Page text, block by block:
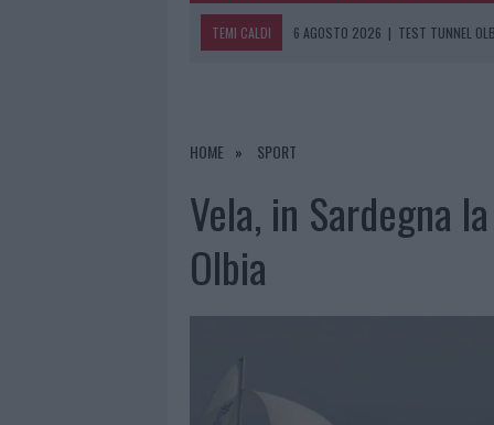
TEMI CALDI 6 AGOSTO 2026 | AGGIUS
6 AGOSTO 2026
HOME SPORT
Vela, in Sardegna
Olbia